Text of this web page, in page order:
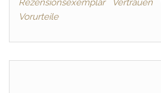
Rezensionsexemplar
Vertrauen
Vorurteile